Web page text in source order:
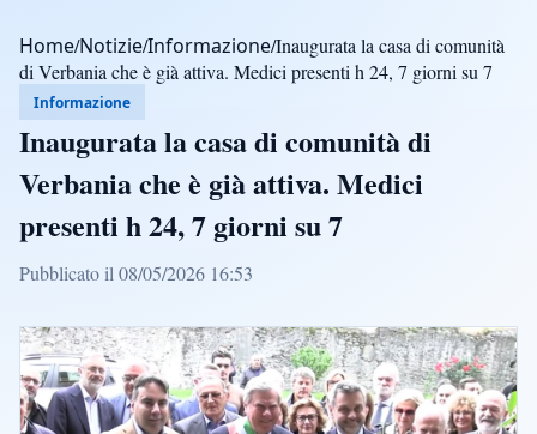
Home/Notizie/Informazione/Inaugurata la casa di comunità
di Verbania che è già attiva. Medici presenti h 24, 7 giorni su 7
Informazione
Inaugurata la casa di comunità di
Verbania che è già attiva. Medici
presenti h 24, 7 giorni su 7
Pubblicato il 08/05/2026 16:53